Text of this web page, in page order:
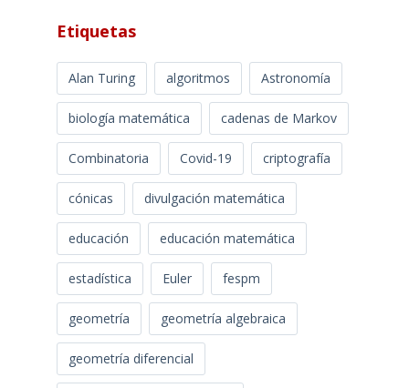
Etiquetas
Alan Turing algoritmos Astronomía
biología matemática cadenas de Markov
Combinatoria Covid-19 criptografía
cónicas divulgación matemática
educación educación matemática
estadística Euler fespm
geometría geometría algebraica
geometría diferencial